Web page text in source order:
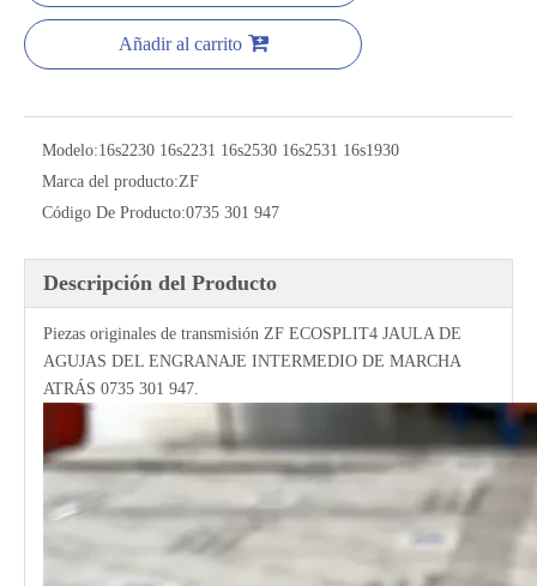
Añadir al carrito
Modelo:16s2230 16s2231 16s2530 16s2531 16s1930
Marca del producto:ZF
Código De Producto:0735 301 947
Descripción del Producto
Piezas originales de transmisión ZF ECOSPLIT4 JAULA DE
AGUJAS DEL ENGRANAJE INTERMEDIO DE MARCHA
ATRÁS 0735 301 947.